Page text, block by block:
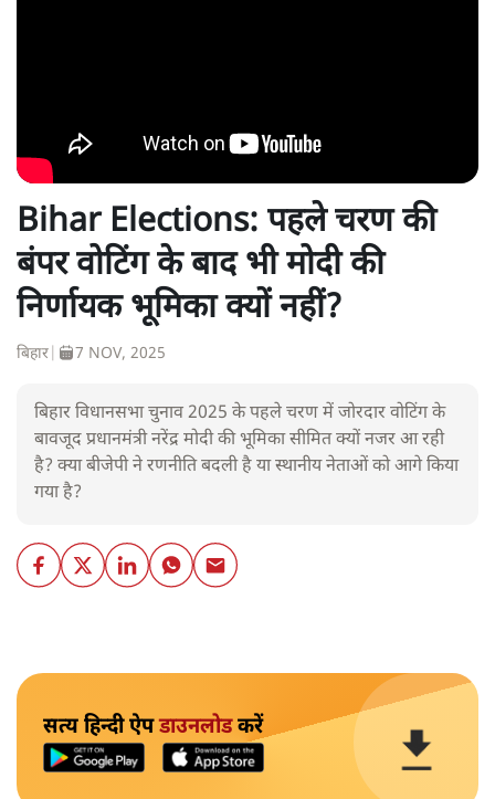
Bihar Elections: पहले चरण की
बंपर वोटिंग के बाद भी मोदी की
निर्णायक भूमिका क्यों नहीं?
बिहार 7 NOV, 2025
बिहार विधानसभा चुनाव 2025 के पहले चरण में जोरदार वोटिंग के
बावजूद प्रधानमंत्री नरेंद्र मोदी की भूमिका सीमित क्यों नजर आ रही
है? क्या बीजेपी ने रणनीति बदली है या स्थानीय नेताओं को आगे किया
गया है?
सत्य हिन्दी ऐपडाउनलोडकरें